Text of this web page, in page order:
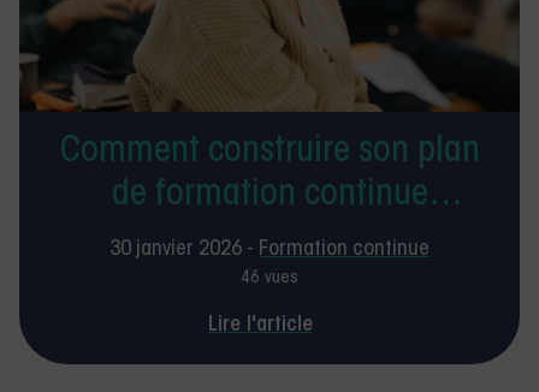
Comment construire son plan
de formation continue
personnalisé ?
30 janvier 2026 - Formation continue
46 vues
Lire l'article